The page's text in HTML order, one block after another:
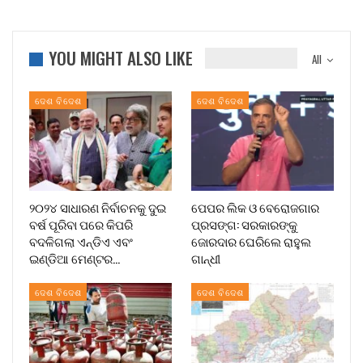
All
YOU MIGHT ALSO LIKE
ଦେଶ ବିଦେଶ
୨୦୨୪ ସାଧାରଣ ନିର୍ବାଚନକୁ ଦୁଇ
ବର୍ଷ ପୂରିବା ପରେ କିପରି
ବଦଳିଗଲା ଏନ୍‌ଡିଏ ଏବଂ
ଇଣ୍ଡିଆ ମେଣ୍ଟର…
ଦେଶ ବିଦେଶ
ପେପର ଲିକ ଓ ବେରୋଜଗାର
ପ୍ରସଙ୍ଗ: ସରକାରଙ୍କୁ
ଜୋରଦାର ଘେରିଲେ ରାହୁଲ
ଗାନ୍ଧୀ
ଦେଶ ବିଦେଶ ଦେଶ ବିଦେଶ